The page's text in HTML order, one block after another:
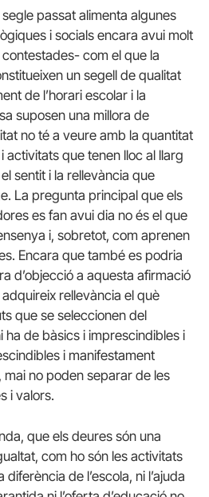
passat alimenta algunes
i socials encara avui molt
com el que la
un segell de qualitat
de l’horari escolar i la
suposen una millora de
no té a veure amb la quantitat
activitats que tenen lloc al llarg
sentit i la rellevància que
La pregunta principal que els
es fan avui dia no és el que
i, sobretot, com aprenen
Encara que també es podria
d’objecció a aquesta afirmació
rellevància el què
que se seleccionen del
ha de bàsics i imprescindibles i
i manifestament
no poden separar de les
i valors.
que els deures són una
com ho són les activitats
de l’escola, ni l’ajuda